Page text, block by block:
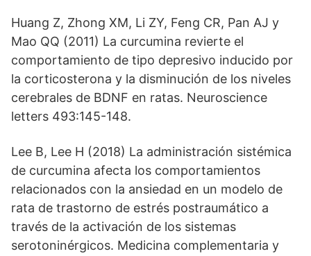
Huang Z, Zhong XM, Li ZY, Feng CR, Pan AJ y
Mao QQ (2011) La curcumina revierte el
comportamiento de tipo depresivo inducido por
la corticosterona y la disminución de los niveles
cerebrales de BDNF en ratas. Neuroscience
letters 493:145-148.
Lee B, Lee H (2018) La administración sistémica
de curcumina afecta los comportamientos
relacionados con la ansiedad en un modelo de
rata de trastorno de estrés postraumático a
través de la activación de los sistemas
serotoninérgicos. Medicina complementaria y